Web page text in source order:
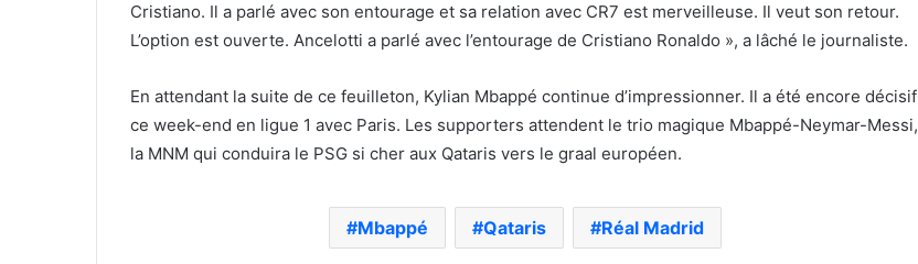
Cristiano. Il a parlé avec son entourage et sa relation avec CR7 est merveilleuse. Il veut son retour.
L’option est ouverte. Ancelotti a parlé avec l’entourage de Cristiano Ronaldo », a lâché le journaliste.
En attendant la suite de ce feuilleton, Kylian Mbappé continue d’impressionner. Il a été encore décisif
ce week-end en ligue 1 avec Paris. Les supporters attendent le trio magique Mbappé-Neymar-Messi,
la MNM qui conduira le PSG si cher aux Qataris vers le graal européen.
Mbappé Qataris Réal Madrid